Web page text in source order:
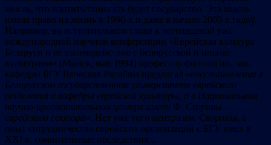
мысль, что платить/помогать будет государство. Эта мысль
имела право на жизнь в 1990-х и даже в начале 2000-х гадоў.
Например, во вступительном слове к легендарной уже
международной научной конференции «Еврейская культура
Беларуси и её взаимодействие с белорусской и иными
культурами» (Минск, май 1994) профессор филологии, зав.
кафедры БГУ Вячеслав Рагойша предлагал «восстановление в
Белорусском государственном университете еврейского
отделения и кафедры еврейской культуры, а в Национальном
научно-просветительном центре имени Ф. Скорины –
еврейского сектора». Нет уже того центра им. Скорины, а
опыт сотрудничества еврейских организаций с БГУ имел в
ХХІ в. сомнительные последствия…